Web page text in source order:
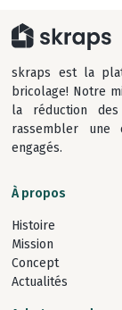
skraps est la
bricolage! Notre
la réduction
rassembler une
engagés.
À propos
Histoire
Mission
Concept
Actualités